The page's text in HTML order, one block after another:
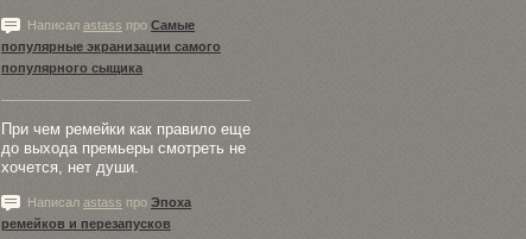
Написал astass про Самые
популярные экранизации самого
популярного сыщика
При чем ремейки как правило еще
до выхода премьеры смотреть не
хочется, нет души.
Написал astass про Эпоха
ремейков и перезапусков